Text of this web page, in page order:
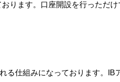
ります。口座開設を行っただ
る仕組みになっております。IB